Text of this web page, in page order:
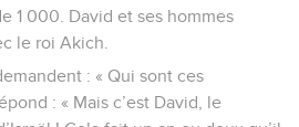
1 000. David et ses hommes
le roi Akich.
: « Qui sont ces
: « Mais c’est David, le